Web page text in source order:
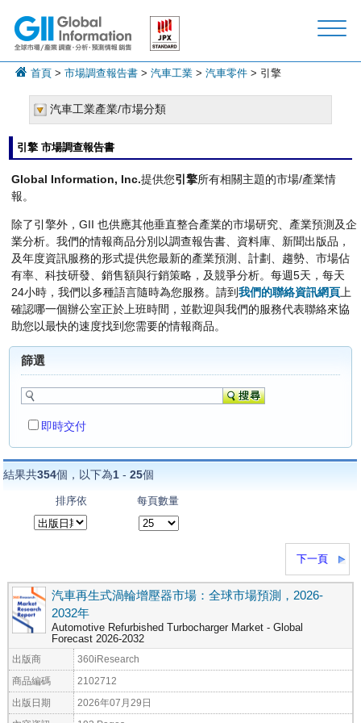
首頁 >市場調查報告書 >汽車工業 >汽車零件 > 引擎
汽車工業產業/市場分類
引擎 市場調查報告書
Global Information, Inc.提供您引擎所有相關主題的市場/產業情
報。
除了引擎外，GII 也供應其他垂直整合產業的市場研究、產業預測及企
業分析。我們的情報商品分別以調查報告書、資料庫、新聞出版品，
及年度資訊服務的形式提供您最新的產業預測、計劃、趨勢、市場佔
有率、科技研發、銷售額與行銷策略，及競爭分析。每週5天，每天
24小時，我們以多種語言隨時為您服務。請到我們的聯絡資訊網頁 上
確認哪一個辦公室正於上班時間，並歡迎與我們的服務代表聯絡來協
助您以最快的速度找到您需要的情報商品。
篩選
即時交付
結果共354個，以下為1 -25個
排序依 每頁數量
下一頁
汽車再生式渦輪增壓器市場：全球市場預測，2026-
2032年
Automotive Refurbished Turbocharger Market - Global
Forecast 2026-2032
出版商 360iResearch
商品編碼 2102712
出版日期 2026年07月29日